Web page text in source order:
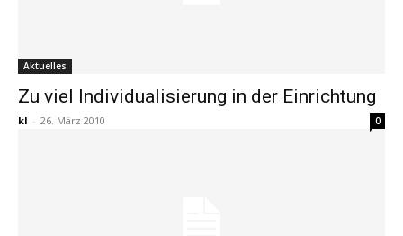
Aktuelles
Zu viel Individualisierung in der Einrichtung
kl - 26. März 2010 0